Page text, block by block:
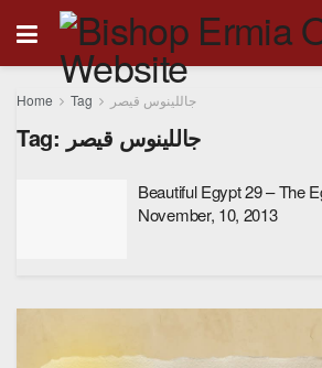
Home Tag جاللينوس قيصر
Tag: جاللينوس قيصر
Beautiful Egypt 29 – The
November, 10, 2013